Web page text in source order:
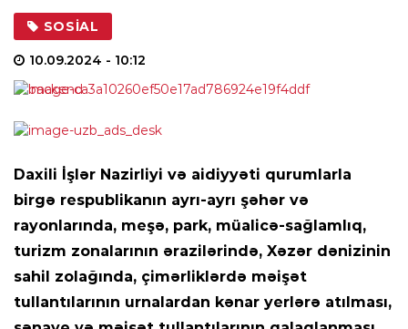
SOSIAL
10.09.2024 - 10:12
Daxili İşlər Nazirliyi və aidiyyəti qurumlarla
birgə respublikanın ayrı-ayrı şəhər və
rayonlarında, meşə, park, müalicə-sağlamlıq,
turizm zonalarının ərazilərində, Xəzər dənizinin
sahil zolağında, çimərliklərdə məişət
tullantılarının urnalardan kənar yerlərə atılması,